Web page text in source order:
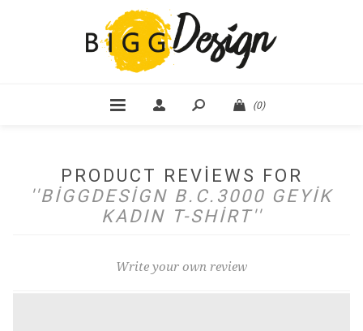
(0)
PRODUCT REVIEWS FOR
BIGGDESIGN B.C.3000 GEYIK
KADIN T-SHIRT
Write your own review